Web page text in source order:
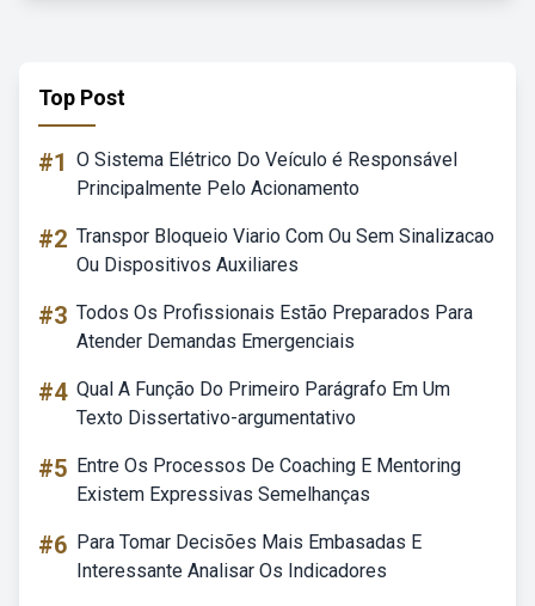
Top Post
#1 O Sistema Elétrico Do Veículo é Responsável
Principalmente Pelo Acionamento
#2 Transpor Bloqueio Viario Com Ou Sem Sinalizacao
Ou Dispositivos Auxiliares
#3 Todos Os Profissionais Estão Preparados Para
Atender Demandas Emergenciais
#4 Qual A Função Do Primeiro Parágrafo Em Um
Texto Dissertativo-argumentativo
#5 Entre Os Processos De Coaching E Mentoring
Existem Expressivas Semelhanças
#6 Para Tomar Decisões Mais Embasadas E
Interessante Analisar Os Indicadores